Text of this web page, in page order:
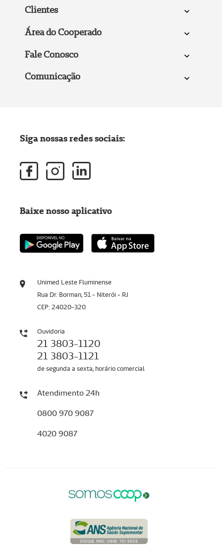
Clientes
Área do Cooperado
Fale Conosco
Comunicação
Unimed Leste Fluminense
Rua Dr. Borman, 51 - Niterói - RJ
CEP: 24020-320
Ouvidoria
21 3803-1120
21 3803-1121
de segunda a sexta, horário comercial
Atendimento 24h
0800 970 9087
4020 9087
Siga nossas redes sociais:
Baixe nosso aplicativo